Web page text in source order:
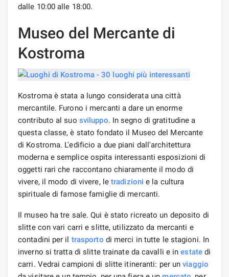
dalle 10:00 alle 18:00.
Museo del Mercante di
Kostroma
Kostroma è stata a lungo considerata una città
mercantile. Furono i mercanti a dare un enorme
contributo al suo sviluppo. In segno di gratitudine a
questa classe, è stato fondato il Museo del Mercante
di Kostroma. L'edificio a due piani dall'architettura
moderna e semplice ospita interessanti esposizioni di
oggetti rari che raccontano chiaramente il modo di
vivere, il modo di vivere, letradizioni e la cultura
spirituale di famose famiglie di mercanti.
Il museo ha tre sale. Qui è stato ricreato un deposito di
slitte con vari carri e slitte, utilizzato da mercanti e
contadini per il trasporto di merci in tutte le stagioni. In
inverno si tratta di slitte trainate da cavalli e inestatedi
carri. Vedrai campioni di slitte itineranti: per unviaggio